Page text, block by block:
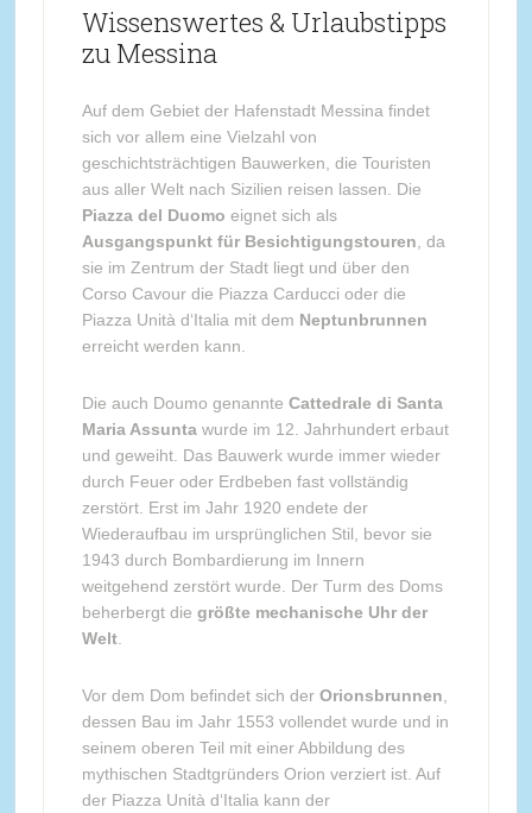
Wissenswertes & Urlaubstipps
zu Messina
Auf dem Gebiet der Hafenstadt Messina findet
sich vor allem eine Vielzahl von
geschichtsträchtigen Bauwerken, die Touristen
aus aller Welt nach Sizilien reisen lassen. Die
Piazza del Duomo eignet sich als
Ausgangspunkt für Besichtigungstouren , da
sie im Zentrum der Stadt liegt und über den
Corso Cavour die Piazza Carducci oder die
Piazza Unità d‘Italia mit dem Neptunbrunnen
erreicht werden kann.
Die auch Doumo genannte Cattedrale di Santa
Maria Assuntawurde im 12. Jahrhundert erbaut
und geweiht. Das Bauwerk wurde immer wieder
durch Feuer oder Erdbeben fast vollständig
zerstört. Erst im Jahr 1920 endete der
Wiederaufbau im ursprünglichen Stil, bevor sie
1943 durch Bombardierung im Innern
weitgehend zerstört wurde. Der Turm des Doms
beherbergt die größte mechanische Uhr der
Welt.
Vor dem Dom befindet sich der Orionsbrunnen
dessen Bau im Jahr 1553 vollendet wurde und in
seinem oberen Teil mit einer Abbildung des
mythischen Stadtgründers Orion verziert ist. Auf
der Piazza Unità d‘Italia kann der